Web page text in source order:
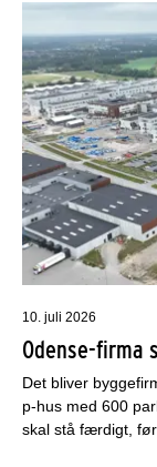
10. juli 2026
Odense-firma
Det bliver
p-hus med 600
skal stå færdigt,